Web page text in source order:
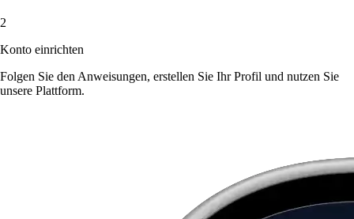
2
Konto einrichten
Folgen Sie den Anweisungen, erstellen Sie Ihr Profil und nutzen Sie
unsere Plattform.